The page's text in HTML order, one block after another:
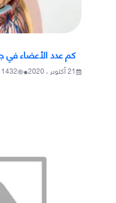
كم عدد الأعضاء في
21 أكتوبر ، 2020 •
1432